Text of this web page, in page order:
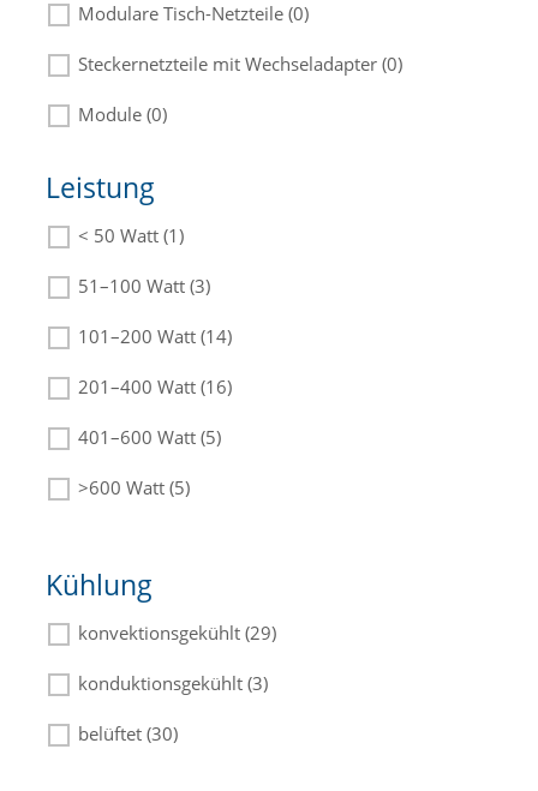
Modulare Tisch-Netzteile (0)
Steckernetzteile mit Wechseladapter (0)
Module (0)
Die passenden Netzteile finden Sie in der
Beschreibung.
Leistung
< 50 Watt (1)
51–100 Watt (3)
101–200 Watt (14)
201–400 Watt (16)
401–600 Watt (5)
>600 Watt (5)
Kühlung
konvektionsgekühlt (29)
konduktionsgekühlt (3)
belüftet (30)